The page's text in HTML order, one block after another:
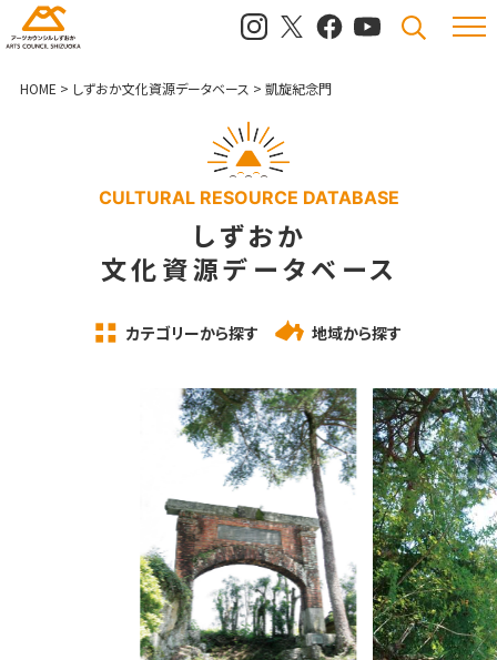
メニュ
検索
HOME > しずおか文化資源データベース > 凱旋紀念門
CULTURAL RESOURCE DATABASE
しずおか
文化資源データベース
カテゴリーから探す 地域から探す